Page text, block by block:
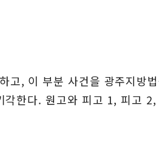
, 이 부분 사건을 광주지방
한다. 원고와 피고 1, 피고